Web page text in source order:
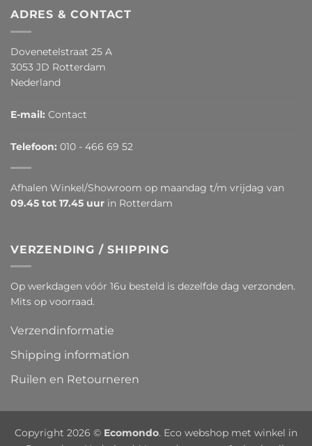
ADRES & CONTACT
Dovenetelstraat 25 A
3053 JD Rotterdam
Nederland
E-mail: Contact
Telefoon: 010 - 466 69 52
Afhalen Winkel/Showroom op maandag t/m vrijdag van
09.45 tot 17.45 uur in Rotterdam
VERZENDING / SHIPPING
Op werkdagen vóór 16u besteld is dezelfde dag verzonden.
Mits op voorraad.
Verzendinformatie
Shipping information
Ruilen en Retourneren
Copyright 2026 © Ecomondo. Eco webshop met winkel in